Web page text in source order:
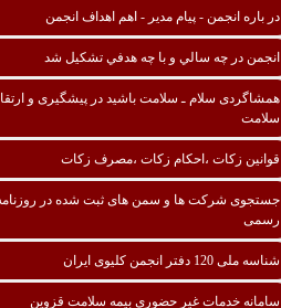
در باره انجمن - پیام مدیر - اهم اهداف انجمن
انجمن در چه سالي و با چه هدفي تشكيل شد
همشاگردی سلام ـ سلامت باشید در پیشگیری و
سلامت
قوانین زکات ،احکام زکات ،مصرف زکات
جستجوی شرکت ها و سمن های ثبت شده در
رسمی
شناسه ملی 120 دفتر انجمن کلیوی ایران
سامانه خدمات غیر حضوري بیمه سلامت قزوین